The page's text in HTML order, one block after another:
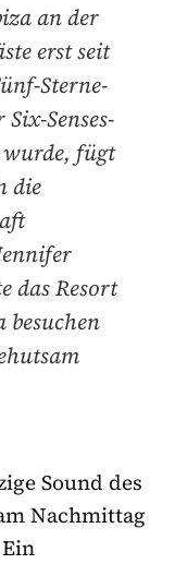
an der
erst seit
Sterne-
Senses-
fügt
die
das Resort
Sound des
Nachmittag